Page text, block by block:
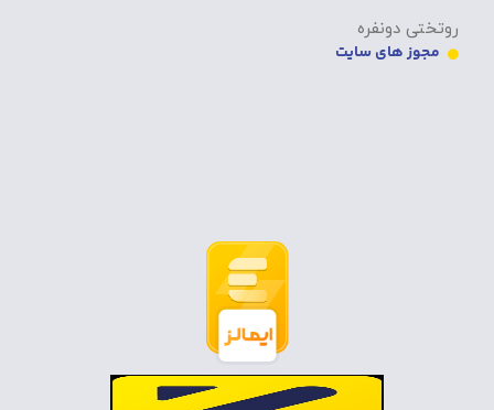
روتختی دونفره
مجوز های سایت